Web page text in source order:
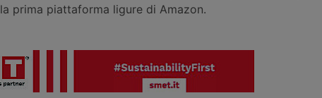
prima piattaforma ligure di Amazon.